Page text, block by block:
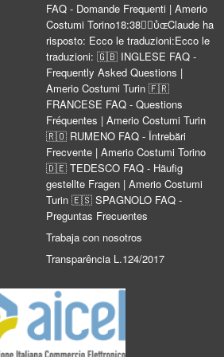
FAQ - Domande Frequenti | Amerio
Costumi Torino18:38Claude ha
risposto: Ecco le traduzioni:Ecco le
traduzioni: 🇬🇧 INGLESE FAQ -
Frequently Asked Questions |
Amerio Costumi Turin 🇫🇷
FRANCESE FAQ - Questions
Fréquentes | Amerio Costumi Turin
🇷🇴 RUMENO FAQ - Întrebări
Frecvente | Amerio Costumi Torino
🇩🇪 TEDESCO FAQ - Häufig
gestellte Fragen | Amerio Costumi
Turin 🇪🇸 SPAGNOLO FAQ -
Preguntas Frecuentes
Trabaja con nosotros
Transparência L.124/2017